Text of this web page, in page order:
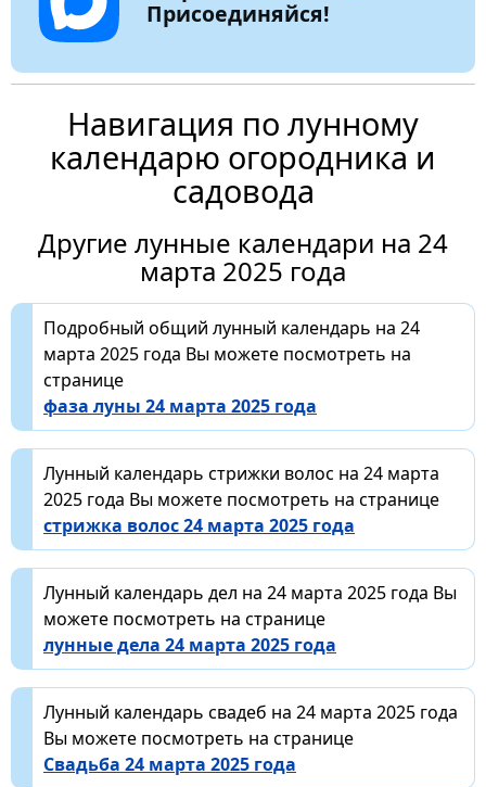
Присоединяйся!
Навигация по лунному
календарю огородника и
садовода
Другие лунные календари на 24
марта 2025 года
Подробный общий лунный календарь на 24
марта 2025 года Вы можете посмотреть на
странице
фаза луны 24 марта 2025 года
Лунный календарь стрижки волос на 24 марта
2025 года Вы можете посмотреть на странице
стрижка волос 24 марта 2025 года
Лунный календарь дел на 24 марта 2025 года Вы
можете посмотреть на странице
лунные дела 24 марта 2025 года
Лунный календарь свадеб на 24 марта 2025 года
Вы можете посмотреть на странице
Свадьба 24 марта 2025 года